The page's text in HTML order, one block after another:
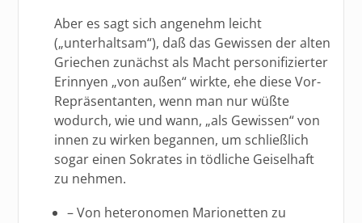
Aber es sagt sich angenehm leicht
(„unterhaltsam“), daß das Gewissen der alten
Griechen zunächst als Macht personifizierter
Erinnyen „von außen“ wirkte, ehe diese Vor-
Repräsentanten, wenn man nur wüßte
wodurch, wie und wann, „als Gewissen“ von
innen zu wirken begannen, um schließlich
sogar einen Sokrates in tödliche Geiselhaft
zu nehmen.
– Von heteronomen Marionetten zu